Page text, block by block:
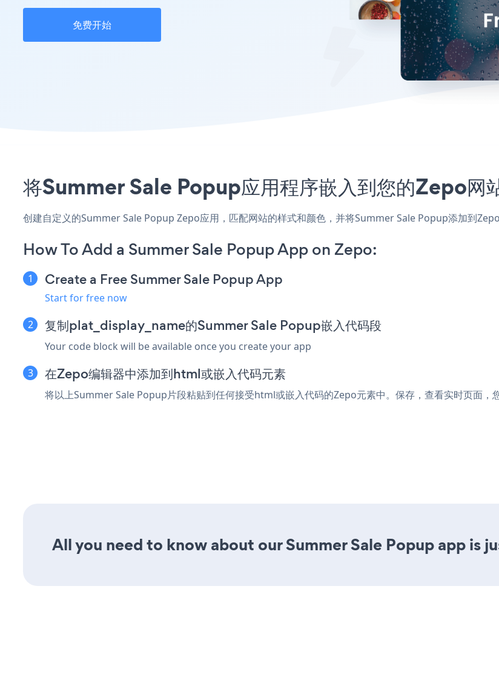
免费开始
将Summer Sale Popup应用程序嵌入到您的Zepo网
创建自定义的Summer Sale Popup Zepo应用，匹配网站的样式和颜色，并将Summer Sale Popup添加到
How To Add a Summer Sale Popup App on Zepo:
Create a Free Summer Sale Popup App
Start for free now
复制plat_display_name的Summer Sale Popup嵌入代码段
Your code block will be available once you create your app
在Zepo编辑器中添加到html或嵌入代码元素
将以上Summer Sale Popup片段粘贴到任何接受html或嵌入代码的Zepo元素中。保存，查看实时页面，
All you need to know about our Summer Sale Popup app is